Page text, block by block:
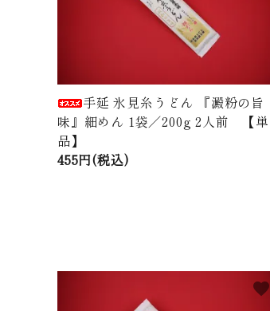
手延 氷見糸うどん 『澱粉の旨
味』細めん 1袋／200g 2人前 【単
品】
455円(税込)
favorite